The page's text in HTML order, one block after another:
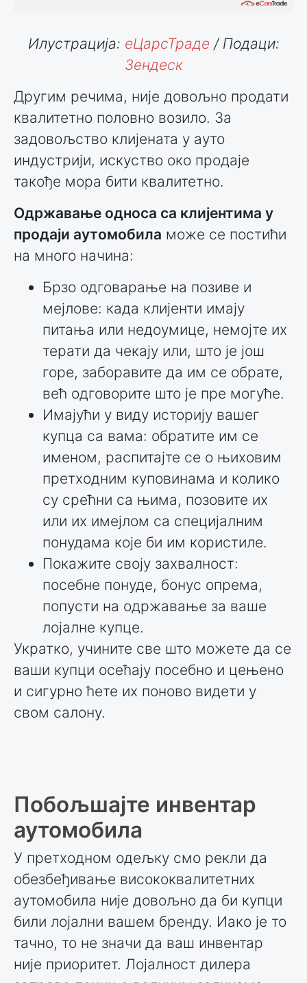
Илустрација: еЦарсТраде / Подаци:
Зендеск
Другим речима, није довољно продати
квалитетно половно возило. За
задовољство клијената у ауто
индустрији, искуство око продаје
такође мора бити квалитетно.
Одржавање односа са клијентима у
продаји аутомобила може се постићи
на много начина:
Брзо одговарање на позиве и
мејлове: када клијенти имају
питања или недоумице, немојте их
терати да чекају или, што је још
горе, заборавите да им се обрате,
већ одговорите што је пре могуће.
Имајући у виду историју вашег
купца са вама: обратите им се
именом, распитајте се о њиховим
претходним куповинама и колико
су срећни са њима, позовите их
или их имејлом са специјалним
понудама које би им користиле.
Покажите своју захвалност:
посебне понуде, бонус опрема,
попусти на одржавање за ваше
лојалне купце.
Укратко, учините све што можете да се
ваши купци осећају посебно и цењено
и сигурно ћете их поново видети у
свом салону.
Побољшајте инвентар
аутомобила
У претходном одељку смо рекли да
обезбеђивање висококвалитетних
аутомобила није довољно да би купци
били лојални вашем бренду. Иако је то
тачно, то не значи да ваш инвентар
није приоритет. Лојалност дилера